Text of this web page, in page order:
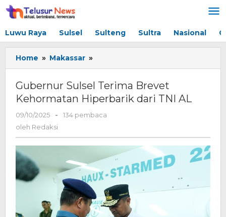
Lewati
ke
Luwu Raya Sulsel Sulteng Sultra Nasional
Home » Makassar »
Sulsel
Brevet
Kehormatan
Gubernur Sulsel Terima Brevet
Kehormatan Hiperbarik dari TNI AL
09/10/2025
oleh
Redaksi
-
134 pembaca
oleh Redaksi